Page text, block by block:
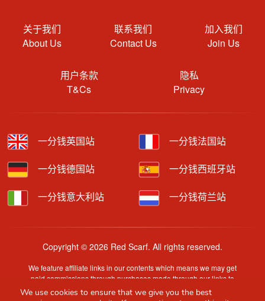
关于我们
About Us
联系我们
Contact Us
加入我们
Join Us
用户条款
T&Cs
隐私
Privacy
一分钱英国站 一分钱法国站
一分钱德国站 一分钱西班牙站
一分钱意大利站 一分钱荷兰站
Copyright © 2026 Red Scarf. All rights reserved.
We feature affiliate links in our contents which means we may get
paid commissions through purchases made through our links to
retailer sites.
We use cookies to ensure that we give you the best